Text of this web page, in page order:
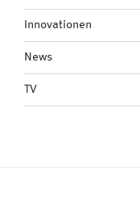
Innovationen
News
TV